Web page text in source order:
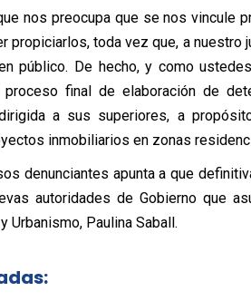
nos preocupa que se nos vincule
propiciarlos, toda vez que, a nuestro
público. De hecho, y como
final de elaboración de
a sus superiores, a
inmobiliarios en zonas
denunciantes apunta a que
autoridades de Gobierno que
Urbanismo, Paulina Saball.